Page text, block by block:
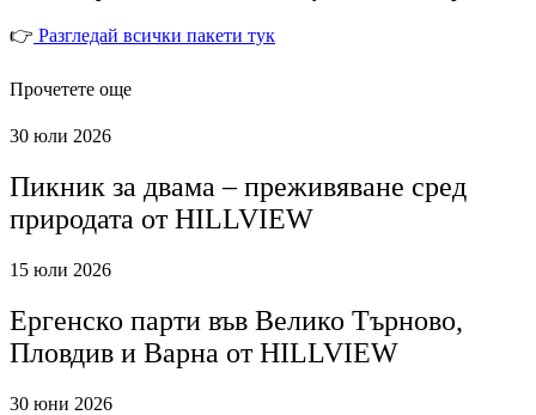
👉 Разгледай всички пакети тук
Прочетете още
30 юли 2026
Пикник за двама – преживяване сред
природата от HILLVIEW
15 юли 2026
Ергенско парти във Велико Търново,
Пловдив и Варна от HILLVIEW
30 юни 2026